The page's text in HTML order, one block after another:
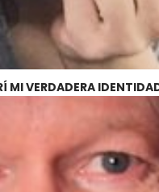
MI VERDADERA